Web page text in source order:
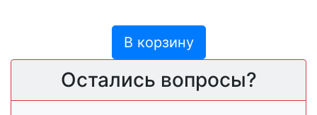
В корзину
Остались вопросы?